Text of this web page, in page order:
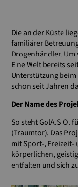
Die an der Küste
familiärer
Drogenhändler.
Eine Welt bereits
Unterstützung
schon seit Jahren
Der Name des
So steht GolA.S.O.
(Traumtor). Das
mit Sport-, Freizeit-
körperlichen,
entfalten und sich